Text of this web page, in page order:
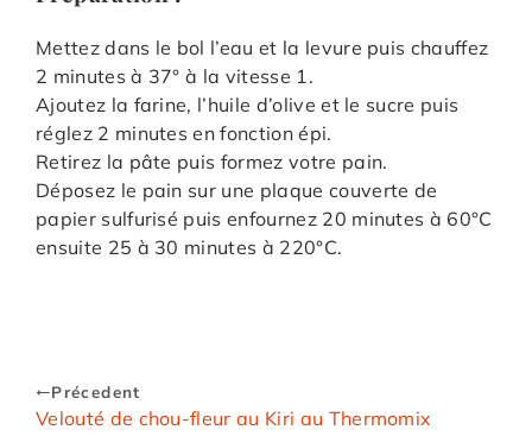
Mettez dans le bol l’eau et la levure puis chauffez
2 minutes à 37° à la vitesse 1.
Ajoutez la farine, l’huile d’olive et le sucre puis
réglez 2 minutes en fonction épi.
Retirez la pâte puis formez votre pain.
Déposez le pain sur une plaque couverte de
papier sulfurisé puis enfournez 20 minutes à 60°C
ensuite 25 à 30 minutes à 220°C.
Précedent
Velouté de chou-fleur au Kiri au Thermomix